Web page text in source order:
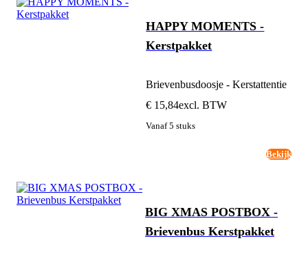
HAPPY MOMENTS -
Kerstpakket
Brievenbusdoosje - Kerstattentie
€ 15,84excl. BTW
Vanaf 5 stuks
Bekijk
BIG XMAS POSTBOX -
Brievenbus Kerstpakket